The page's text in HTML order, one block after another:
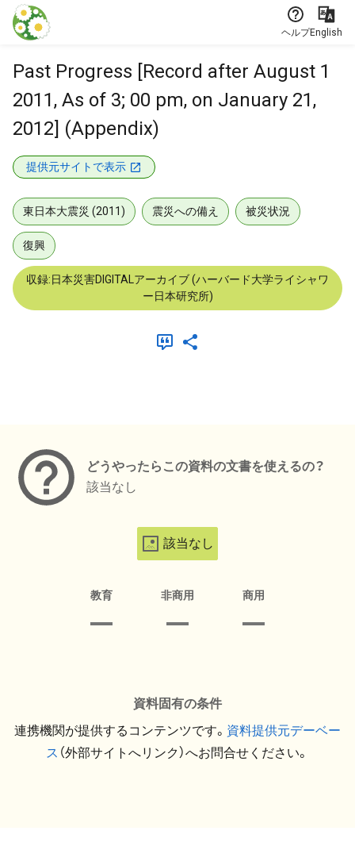
本文に飛ぶ
ヘルプEnglish
Past Progress [Record after August 1
2011, As of 3; 00 pm, on January 21,
2012] (Appendix)
提供元サイトで表示
東日本大震災 (2011) 震災への備え 被災状況
復興
収録:日本災害DIGITALアーカイブ (ハーバード大学ライシャワ
ー日本研究所)
どうやったらこの資料の文書を使えるの？
該当なし
該当なし
教育 非商用 商用
資料固有の条件
連携機関が提供するコンテンツです。 資料提供元デーベー
ス （外部サイトへリンク）へお問合せください。